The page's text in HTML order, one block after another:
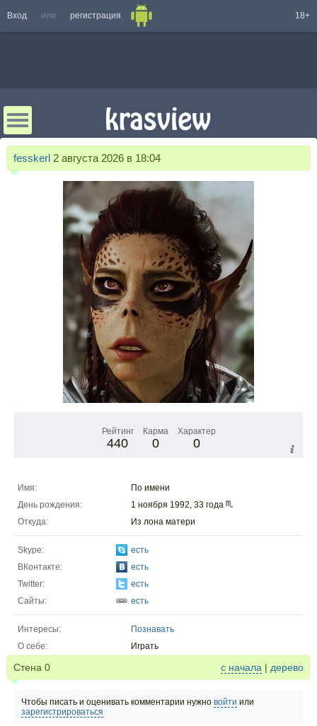
Вход или регистрация 18+
fesskerl 2 августа 2026 в 18:04
Рейтинг
440
Карма
0
Характер
0
Имя:
По имени
День рождения:
1 ноября 1992, 33 года
Откуда:
Из лона матери
Skype:
есть
ВКонтакте:
есть
Twitter:
есть
Сайты:
есть
Интересы:
Познавать
О себе:
Играть
Стена 0 с начала | дерево
Чтобы писать и оценивать комментарии нужно войти или
зарегистрироваться